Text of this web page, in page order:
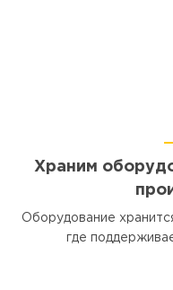
Храним
Оборудование
где